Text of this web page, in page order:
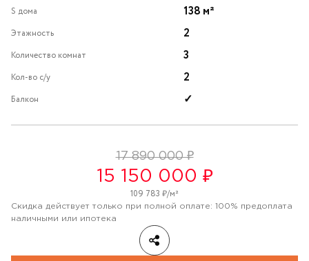
S дома 138 м²
Этажность 2
Количество комнат 3
Кол-во с/у 2
Балкон ✓
17 890 000 ₽
15 150 000 ₽
109 783 ₽/м²
Скидка действует только при полной оплате: 100% предоплата
наличными или ипотека